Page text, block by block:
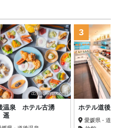
出典：ikyu.com
温泉 ホテル古湧
遥
3
ホテル道後
愛媛県 - 道